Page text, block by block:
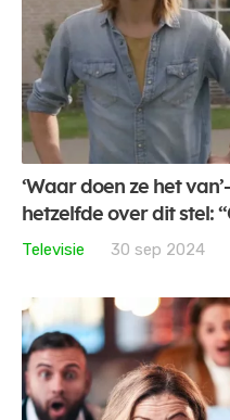
‘Waar doen ze het
hetzelfde over dit stel:
Televisie
30 sep 2024